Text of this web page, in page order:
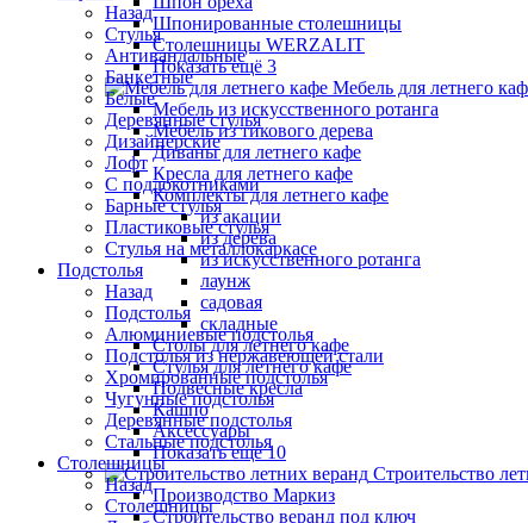
Шпонированные столешницы
Столешницы WERZALIT
Показать ещё 3
Мебель для летнего
Мебель из искусственного ротанга
Мебель из тикового дерева
Диваны для летнего кафе
Кресла для летнего кафе
Комплекты для летнего кафе
из акации
из дерева
из искусственного ротанга
лаунж
садовая
складные
Столы для летнего кафе
Стулья для летнего кафе
Подвесные кресла
Кашпо
Аксессуары
Показать ещё 10
Строительство
Производство Маркиз
Строительство веранд под ключ
Назад
Стулья
Антивандальные
Банкетные
Белые
Деревянные стулья
Дизайнерские
Лофт
С подлокотниками
Барные стулья
Пластиковые стулья
Стулья на металлокаркасе
Подстолья
Назад
Подстолья
Алюминиевые подстолья
Подстолья из нержавеющей стали
Хромированные подстолья
Чугунные подстолья
Деревянные подстолья
Стальные подстолья
Столешницы
Назад
Столешницы